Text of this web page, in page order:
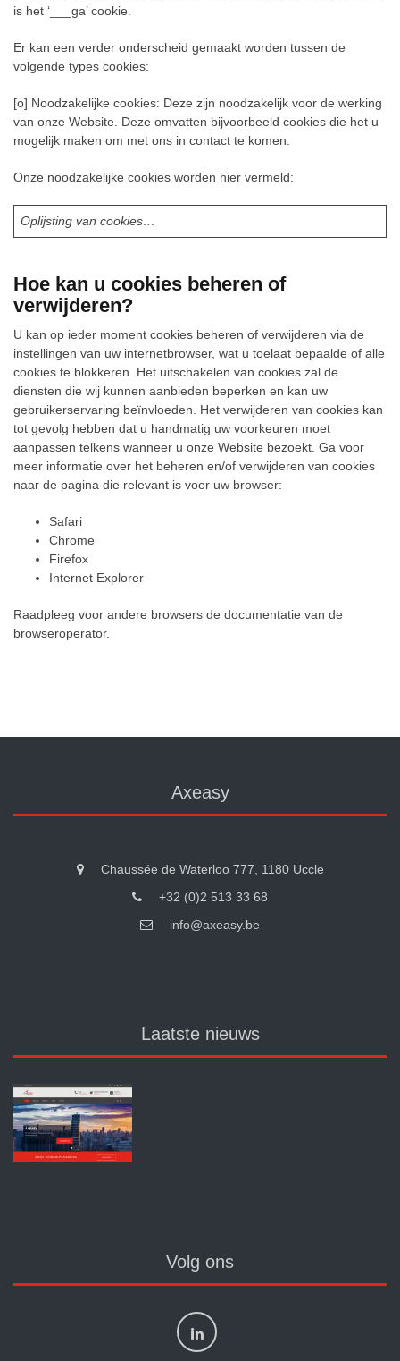
is het ‘___ga’ cookie.
Er kan een verder onderscheid gemaakt worden tussen de
volgende types cookies:
[o] Noodzakelijke cookies: Deze zijn noodzakelijk voor de werking
van onze Website. Deze omvatten bijvoorbeeld cookies die het u
mogelijk maken om met ons in contact te komen.
Onze noodzakelijke cookies worden hier vermeld:
Oplijsting van cookies…
Hoe kan u cookies beheren of
verwijderen?
U kan op ieder moment cookies beheren of verwijderen via de
instellingen van uw internetbrowser, wat u toelaat bepaalde of alle
cookies te blokkeren. Het uitschakelen van cookies zal de
diensten die wij kunnen aanbieden beperken en kan uw
gebruikerservaring beïnvloeden. Het verwijderen van cookies kan
tot gevolg hebben dat u handmatig uw voorkeuren moet
aanpassen telkens wanneer u onze Website bezoekt. Ga voor
meer informatie over het beheren en/of verwijderen van cookies
naar de pagina die relevant is voor uw browser:
Safari
Chrome
Firefox
Internet Explorer
Raadpleeg voor andere browsers de documentatie van de
browseroperator.
Axeasy
Chaussée de Waterloo 777, 1180 Uccle
+32 (0)2 513 33 68
info@axeasy.be
Laatste nieuws
Volg ons